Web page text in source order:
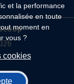
et la performance
en toute
moment en
vous ?
cookies